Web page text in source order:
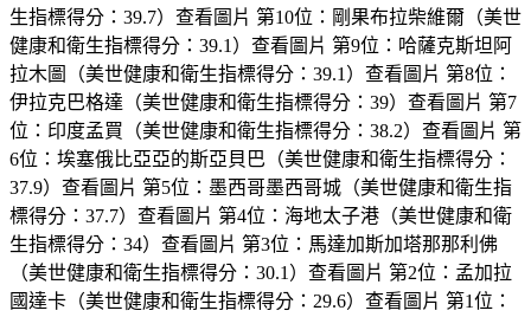
生指標得分：39.7）查看圖片 第10位：剛果布拉柴維爾（美世
健康和衛生指標得分：39.1）查看圖片 第9位：哈薩克斯坦阿
拉木圖（美世健康和衛生指標得分：39.1）查看圖片 第8位：
伊拉克巴格達（美世健康和衛生指標得分：39）查看圖片 第7
位：印度孟買（美世健康和衛生指標得分：38.2）查看圖片 第
6位：埃塞俄比亞亞的斯亞貝巴（美世健康和衛生指標得分：
37.9）查看圖片 第5位：墨西哥墨西哥城（美世健康和衛生指
標得分：37.7）查看圖片 第4位：海地太子港（美世健康和衛
生指標得分：34）查看圖片 第3位：馬達加斯加塔那那利佛
（美世健康和衛生指標得分：30.1）查看圖片 第2位：孟加拉
國達卡（美世健康和衛生指標得分：29.6）查看圖片 第1位：